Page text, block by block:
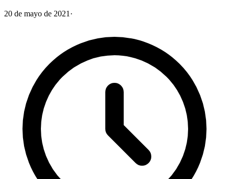
20 de mayo de 2021 ·